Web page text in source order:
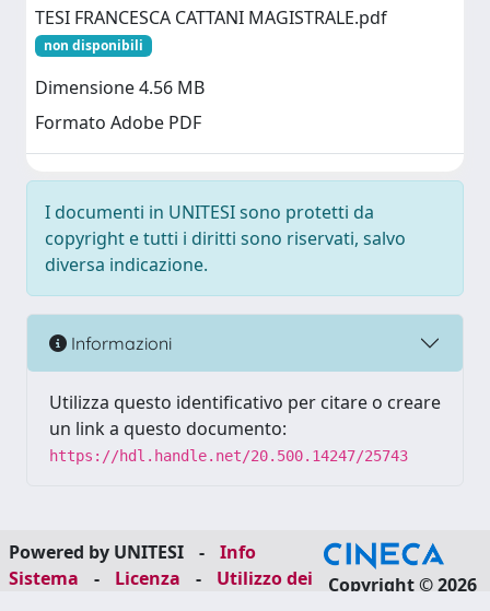
TESI FRANCESCA CATTANI MAGISTRALE.pdf
non disponibili
Dimensione 4.56 MB
Formato Adobe PDF
I documenti in UNITESI sono protetti da
copyright e tutti i diritti sono riservati, salvo
diversa indicazione.
Informazioni
Utilizza questo identificativo per citare o creare
un link a questo documento:
https://hdl.handle.net/20.500.14247/25743
Powered by UNITESI -
Info
Sistema
- Licenza -
Utilizzo dei
Copyright © 2026